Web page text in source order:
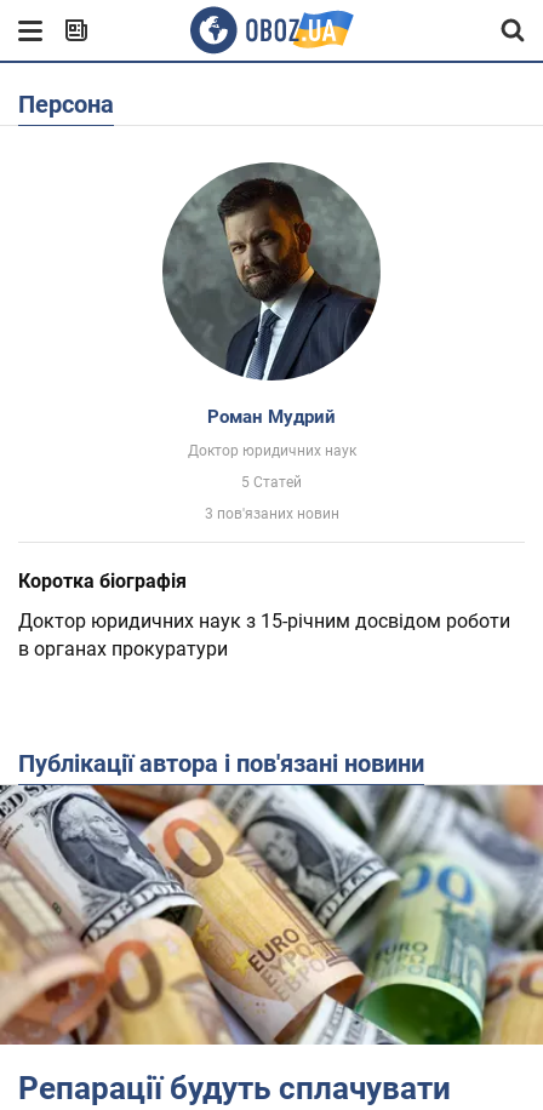
Персона
Роман Мудрий
Доктор юридичних наук
5 Статей
3 пов'язаних новин
Коротка біографія
Доктор юридичних наук з 15-річним досвідом роботи
в органах прокуратури
Публікації автора і пов'язані новини
Репарації будуть сплачувати